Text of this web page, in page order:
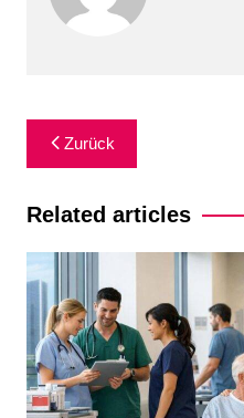
Beitragsnavigation
Zurück
Related articles